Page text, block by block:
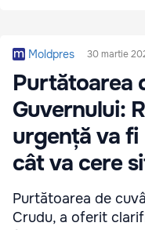
Moldpres 30 martie
Purtătoarea
Guvernului:
urgență va
cât va cere
Purtătoarea de
Crudu, a oferit